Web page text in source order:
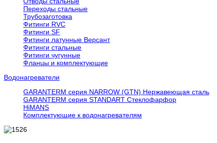
Переходы стальные
Трубозаготовка
Фитинги RVC
Фитинги SF
Фитинги латунные Версант
Фитинги стальные
Фитинги чугунные
Фланцы и комплектующие
Водонагреватели
GARANTERM серия NARROW (GTN) Нержавеющая сталь
GARANTERM серия STANDART Стеклофарфор
HiMANS
Комплектующие к водонагревателям